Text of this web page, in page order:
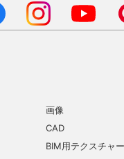
画像
CAD
BIM用テクスチャー